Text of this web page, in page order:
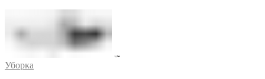
Уборка